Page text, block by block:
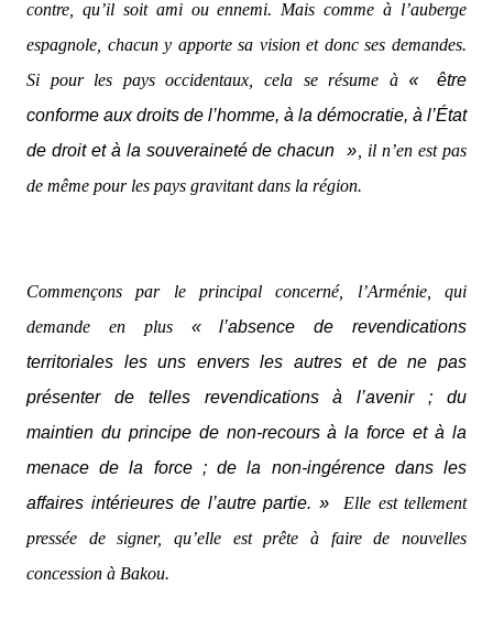
contre, qu’il soit ami ou ennemi. Mais comme à l’auberge
espagnole, chacun y apporte sa vision et donc ses demandes.
Si pour les pays occidentaux, cela se résume à «être
conforme aux droits de l’homme, à la démocratie, à l’État
de droit et à la souveraineté de chacun » , il n’en est pas
de même pour les pays gravitant dans la région.
Commençons par le principal concerné, l’Arménie, qui
demande en plus « l’absence de revendications
territoriales les uns envers les autres et de ne pas
présenter de telles revendications à l’avenir ; du
maintien du principe de non-recours à la force et à la
menace de la force ; de la non-ingérence dans les
affaires intérieures de l’autre partie. » Elle est tellement
pressée de signer, qu’elle est prête à faire de nouvelles
concession à Bakou.